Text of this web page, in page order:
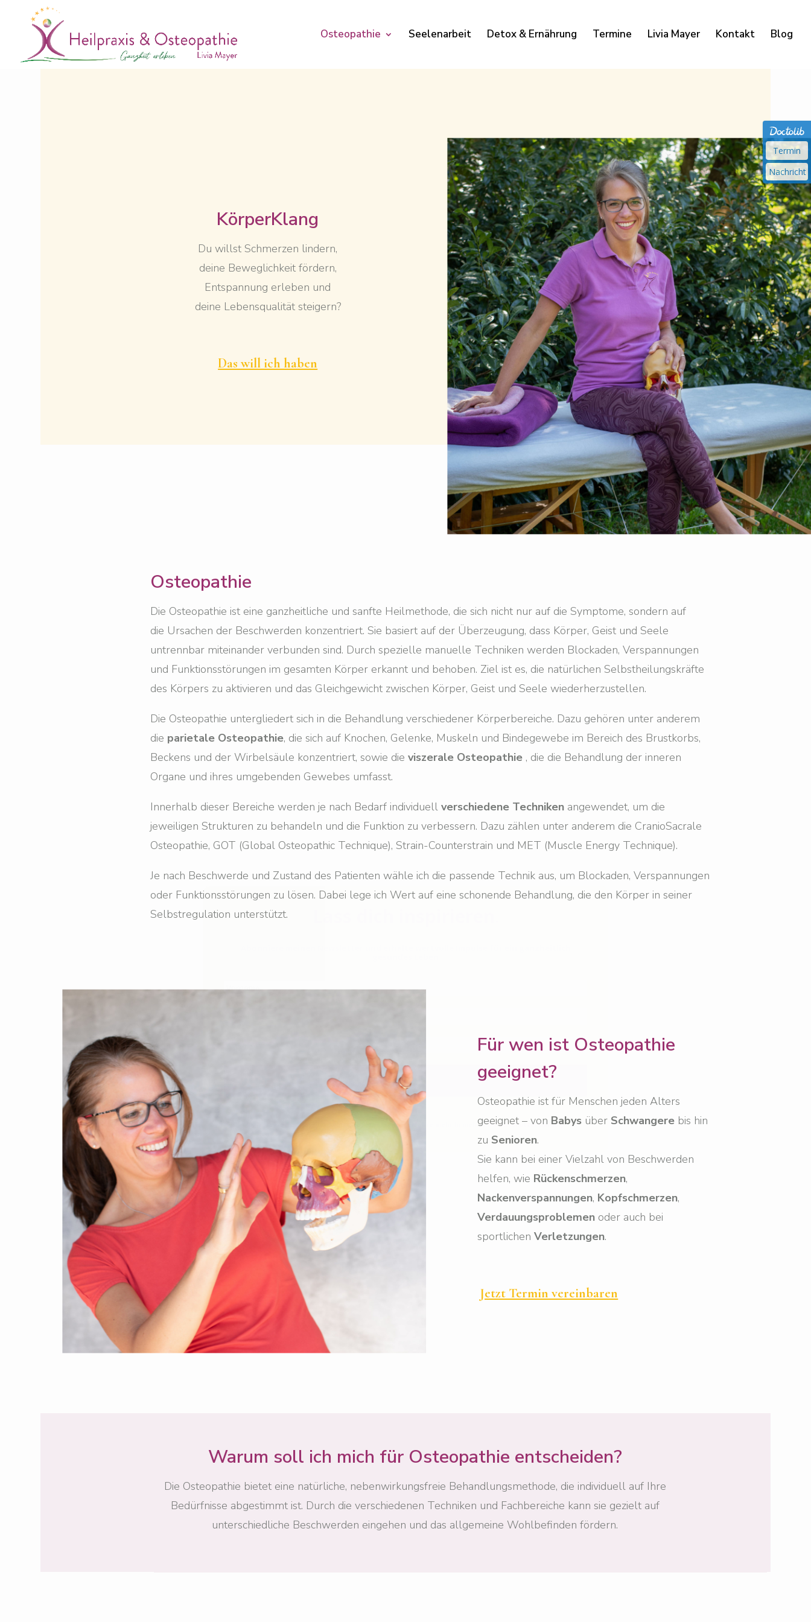
Osteopathie Seelenarbeit Detox & Ernährung Termine Livia Mayer Kontakt Blog
KörperKlang
Du willst Schmerzen lindern,
deine Beweglichkeit fördern,
Entspannung erleben und
deine Lebensqualität steigern?
Das will ich haben
Osteopathie
Die Osteopathie ist eine ganzheitliche und sanfte Heilmethode, die sich nicht nur auf die Symptome, sondern auf
die Ursachen der Beschwerden konzentriert. Sie basiert auf der Überzeugung, dass Körper, Geist und Seele
untrennbar miteinander verbunden sind. Durch spezielle manuelle Techniken werden Blockaden, Verspannungen
und Funktionsstörungen im gesamten Körper erkannt und behoben. Ziel ist es, die natürlichen Selbstheilungskräfte
des Körpers zu aktivieren und das Gleichgewicht zwischen Körper, Geist und Seele wiederherzustellen.
Die Osteopathie untergliedert sich in die Behandlung verschiedener Körperbereiche. Dazu gehören unter anderem
die parietale Osteopathie, die sich auf Knochen, Gelenke, Muskeln und Bindegewebe im Bereich des Brustkorbs,
Beckens und der Wirbelsäule konzentriert, sowie die viszerale Osteopathie, die die Behandlung der inneren
Organe und ihres umgebenden Gewebes umfasst.
Innerhalb dieser Bereiche werden je nach Bedarf individuell verschiedene Technikenangewendet, um die
jeweiligen Strukturen zu behandeln und die Funktion zu verbessern. Dazu zählen unter anderem die CranioSacrale
Osteopathie, GOT (Global Osteopathic Technique), Strain-Counterstrain und MET (Muscle Energy Technique).
Je nach Beschwerde und Zustand des Patienten wähle ich die passende Technik aus, um Blockaden, Verspannungen
oder Funktionsstörungen zu lösen. Dabei lege ich Wert auf eine schonende Behandlung, die den Körper in seiner
Selbstregulation unterstützt.
Termin
Nachricht
Für wen ist Osteopathie
geeignet?
Osteopathie ist für Menschen jeden Alters
geeignet – von Babys über Schwangere bis hin
zu Senioren.
Sie kann bei einer Vielzahl von Beschwerden
helfen, wie Rückenschmerzen,
Nackenverspannungen, Kopfschmerzen,
Verdauungsproblemen oder auch bei
sportlichenVerletzungen.
Jetzt Termin vereinbaren
Warum soll ich mich für Osteopathie entscheiden?
Die Osteopathie bietet eine natürliche, nebenwirkungsfreie Behandlungsmethode, die individuell auf Ihre
Bedürfnisse abgestimmt ist. Durch die verschiedenen Techniken und Fachbereiche kann sie gezielt auf
unterschiedliche Beschwerden eingehen und das allgemeine Wohlbefinden fördern.
Lass dich inspirieren.
gesundes Leben
Ich verspreche, dass ich keinen Spam versende! Erfahre mehr in meiner Datenschutzerklärung.